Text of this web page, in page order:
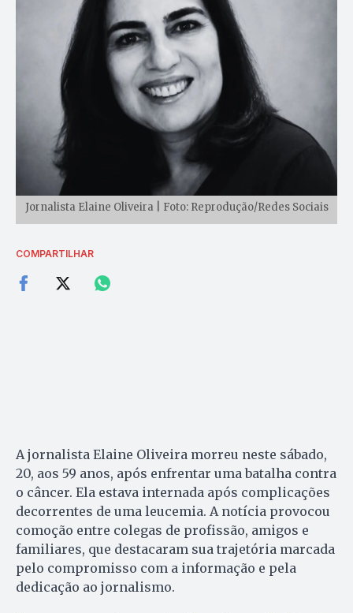
Jornalista Elaine Oliveira | Foto: Reprodução/Redes Sociais
COMPARTILHAR
A jornalista Elaine Oliveira morreu neste sábado,
20, aos 59 anos, após enfrentar uma batalha contra
o câncer. Ela estava internada após complicações
decorrentes de uma leucemia. A notícia provocou
comoção entre colegas de profissão, amigos e
familiares, que destacaram sua trajetória marcada
pelo compromisso com a informação e pela
dedicação ao jornalismo.